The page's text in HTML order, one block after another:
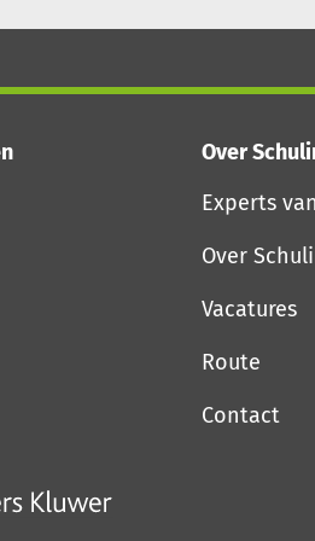
Over
Experts
Over
Vacatures
Route
Contact